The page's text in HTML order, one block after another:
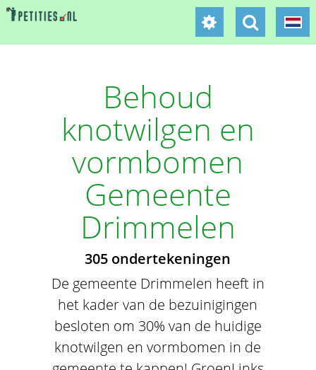
Behoud
knotwilgen en
vormbomen
Gemeente
Drimmelen
305 ondertekeningen
De gemeente Drimmelen heeft in
het kader van de bezuinigingen
besloten om 30% van de huidige
knotwilgen en vormbomen in de